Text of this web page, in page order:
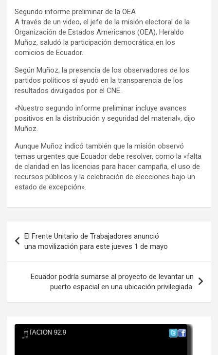
Segundo informe preliminar de la OEA
A través de un video, el jefe de la misión electoral de la
Organización de Estados Americanos (OEA), Heraldo
Muñoz, saludó la participación democrática en los
comicios de Ecuador.
Según Muñoz, la presencia de los observadores de los
partidos políticos sí ayudó en la transparencia de los
resultados divulgados por el CNE.
«Nuestro segundo informe preliminar incluye avances
positivos en la distribución y seguridad del material», dijo
Muñoz.
Aunque Muñoz indicó también que la misión observó
temas urgentes que Ecuador debe resolver, como la «falta
de claridad en las licencias para hacer campaña, el uso de
recursos públicos y la celebración de elecciones bajo un
estado de excepción».
de
entradas
El Frente Unitario de Trabajadores anunció
una movilización para este jueves 1 de mayo
Ecuador podría sumarse al proyecto de levantar un
puerto espacial en una ubicación privilegiada.